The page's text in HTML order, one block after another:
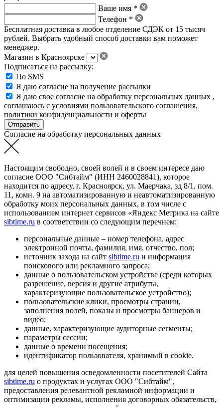
Ваше имя *
Телефон *
Бесплатная доставка в любое отделение СДЭК от 15 тысяч
рублей. Выбрать удобный способ доставки вам поможет
менеджер.
Магазин в Красноярске
Подписаться на рассылку:
По SMS
Я даю согласие на получение рассылки
Я даю свое согласие на обработку персональных данных ,
соглашаюсь с условиями пользовательского соглашения,
политики конфиденциальности и оферты
Согласие на обработку персональных данных
Настоящим свободно, своей волей и в своем интересе даю
согласие ООО "Сибтайм" (ИНН 2460028841), которое
находится по адресу, г. Красноярск, ул. Маерчака, зд 8/1, пом.
11, комн. 9 на автоматизированную и неавтоматизированную
обработку моих персональных данных, в том числе с
использованием интернет сервисов «Яндекс Метрика на сайте
sibtime.ru в соответствии со следующим перечнем:
персональные данные – номер телефона, адрес
электронной почты, фамилия, имя, отчество, пол;
источник захода на сайт sibtime.ru и информация
поискового или рекламного запроса;
данные о пользовательском устройстве (среди которых
разрешение, версия и другие атрибуты,
характеризующие пользовательское устройство);
пользовательские клики, просмотры страниц,
заполнения полей, показы и просмотры баннеров и
видео;
данные, характеризующие аудиторные сегменты;
параметры сессии;
данные о времени посещения;
идентификатор пользователя, хранимый в cookie.
для целей повышения осведомленности посетителей Сайта
sibtime.ru о продуктах и услугах ООО "Сибтайм",
предоставления релевантной рекламной информации и
оптимизации рекламы, исполнения договорных обязательств,